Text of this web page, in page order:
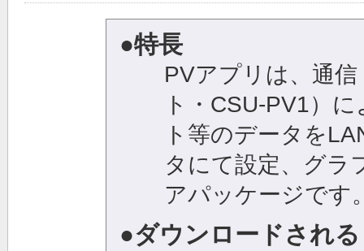
●特長
PVアプリは、通
ト・CSU-PV1）
ト等のデータを
タにて設定、グラ
アパッケージです
●ダウンロードされ